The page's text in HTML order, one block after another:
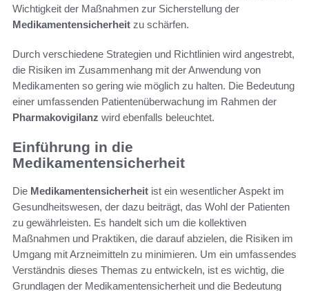
Wichtigkeit der Maßnahmen zur Sicherstellung der
Medikamentensicherheit zu schärfen.
Durch verschiedene Strategien und Richtlinien wird angestrebt,
die Risiken im Zusammenhang mit der Anwendung von
Medikamenten so gering wie möglich zu halten. Die Bedeutung
einer umfassenden Patientenüberwachung im Rahmen der
Pharmakovigilanz wird ebenfalls beleuchtet.
Einführung in die
Medikamentensicherheit
Die Medikamentensicherheit ist ein wesentlicher Aspekt im
Gesundheitswesen, der dazu beiträgt, das Wohl der Patienten
zu gewährleisten. Es handelt sich um die kollektiven
Maßnahmen und Praktiken, die darauf abzielen, die Risiken im
Umgang mit Arzneimitteln zu minimieren. Um ein umfassendes
Verständnis dieses Themas zu entwickeln, ist es wichtig, die
Grundlagen der Medikamentensicherheit und die Bedeutung